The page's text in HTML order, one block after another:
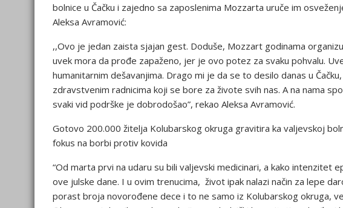
bolnice u Čačku i zajedno sa zaposlenima Mozzarta uruče im
Aleksa Avramović:
,,Ovo je jedan zaista sjajan gest. Doduše, Mozzart godinama
uvek mora da prođe zapaženo, jer je ovo potez za svaku pohvalu.
humanitarnim dešavanjima. Drago mi je da se to desilo danas u
zdravstvenim radnicima koji se bore za živote svih nas. A na nama
svaki vid podrške je dobrodošao”, rekao Aleksa Avramović.
Gotovo 200.000 žitelja Kolubarskog okruga gravitira ka valjevskoj
fokus na borbi protiv kovida
“Od marta prvi na udaru su bili valjevski medicinari, a kako intenzitet
ove julske dane. I u ovim trenucima, život ipak nalazi način za lepe
porast broja novorođene dece i to ne samo iz Kolubarskog okruga,